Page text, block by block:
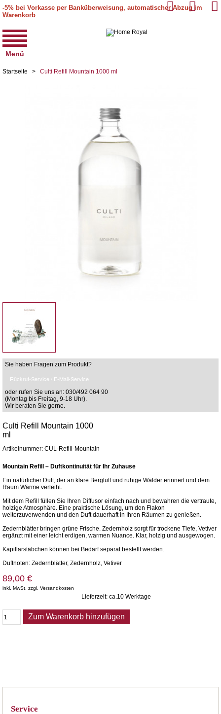
-5% bei Vorkasse per Banküberweisung, automatischer Abzug im
Warenkorb
Menü
Startseite > Culti Refill Mountain 1000 ml
Sie haben Fragen zum Produkt?
Rückruf-Service / E-Mail-Service
oder rufen Sie uns an: 030/492 064 90
(Montag bis Freitag, 9-18 Uhr).
Wir beraten Sie gerne.
Culti Refill Mountain 1000
ml
Artikelnummer: CUL-Refill-Mountain
Mountain Refill – Duftkontinuität für Ihr Zuhause
Ein natürlicher Duft, der an klare Bergluft und ruhige Wälder erinnert und dem
Raum Wärme verleiht.
Mit dem Refill füllen Sie Ihren Diffusor einfach nach und bewahren die vertraute,
holzige Atmosphäre. Eine praktische Lösung, um den Flakon
weiterzuverwenden und den Duft dauerhaft in Ihren Räumen zu genießen.
Zedernblätter bringen grüne Frische. Zedernholz sorgt für trockene Tiefe, Vetiver
ergänzt mit einer leicht erdigen, warmen Nuance. Klar, holzig und ausgewogen.
Kapillarstäbchen können bei Bedarf separat bestellt werden.
Duftnoten: Zedernblätter, Zedernholz, Vetiver
89,00 €
inkl. MwSt. zzgl. Versandkosten
Lieferzeit: ca.10 Werktage
Zum Warenkorb hinzufügen
Service